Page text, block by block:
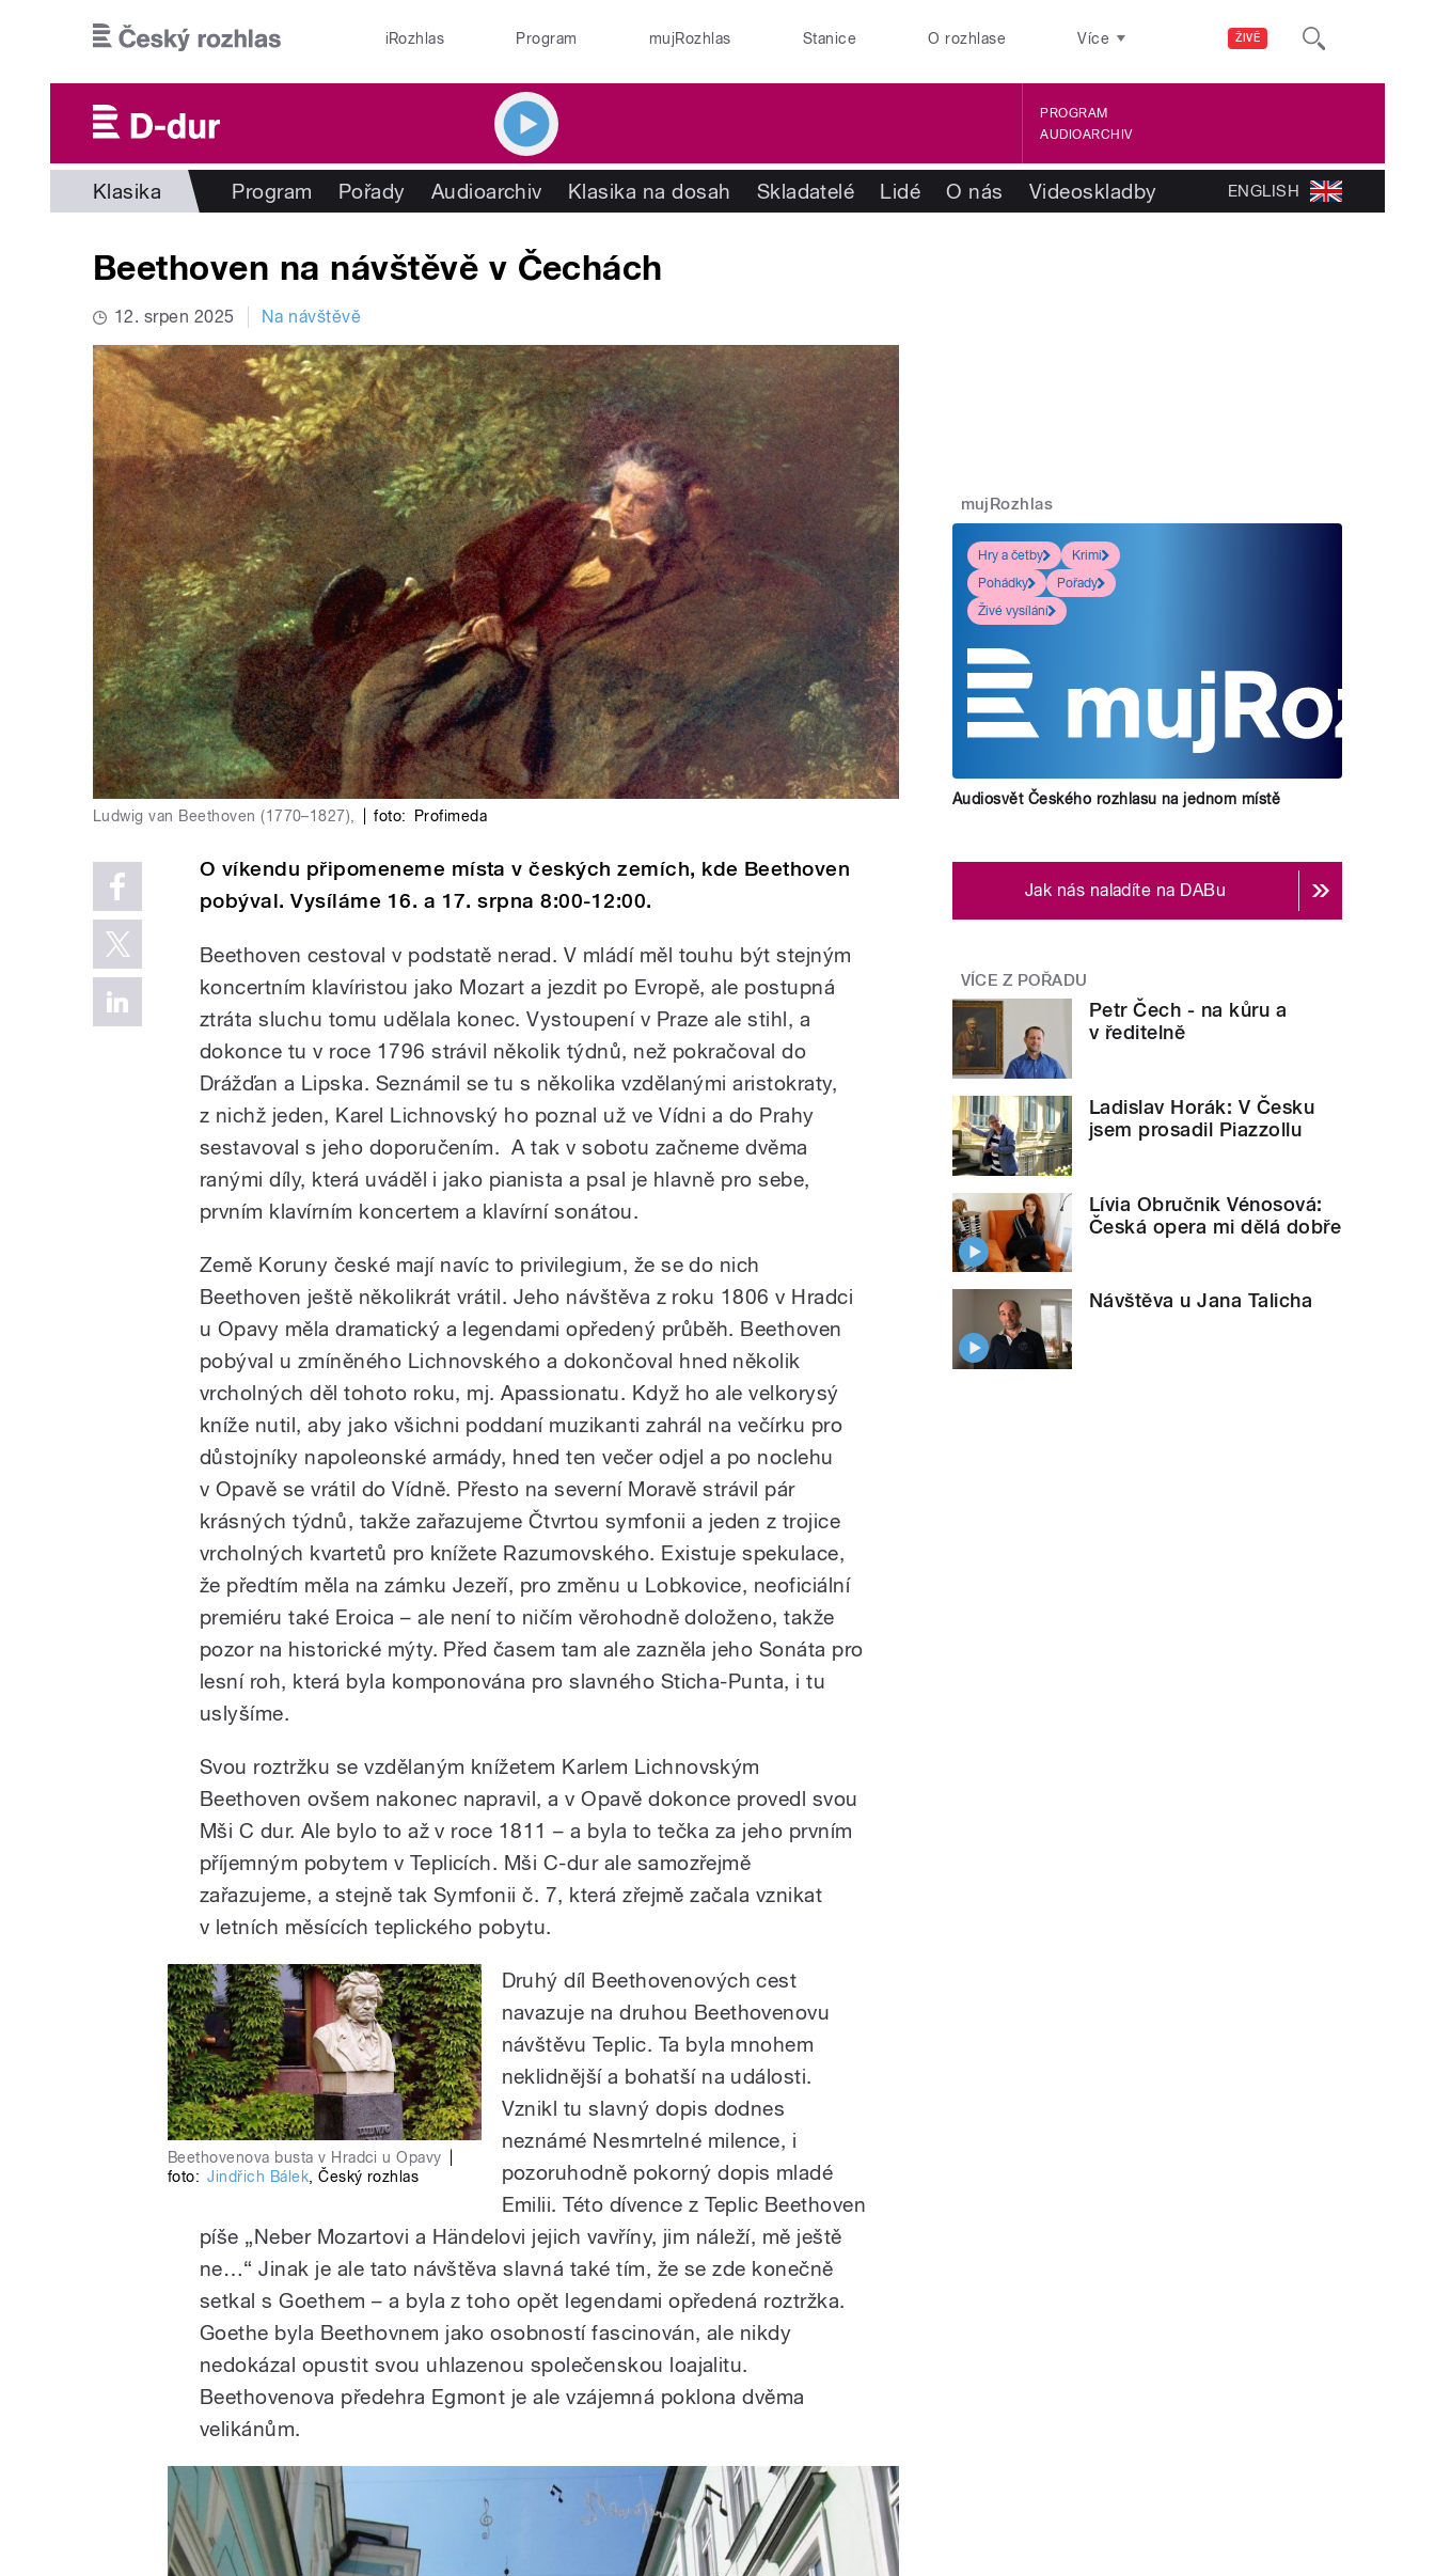
ŽIVĚ
iRozhlas Program mujRozhlas Stanice O rozhlase Více
PROGRAM
AUDIOARCHIV
Klasika Program Pořady Audioarchiv Klasika na dosah Skladatelé Lidé O nás Videoskladby ENGLISH
Beethoven na návštěvě v Čechách
12. srpen 2025 Na návštěvě
Ludwig van Beethoven (1770–1827), foto: Profimeda
O víkendu připomeneme místa v českých zemích, kde Beethoven
pobýval. Vysíláme 16. a 17. srpna 8:00-12:00.
Beethoven cestoval v podstatě nerad. V mládí měl touhu být stejným
koncertním klavíristou jako Mozart a jezdit po Evropě, ale postupná
ztráta sluchu tomu udělala konec. Vystoupení v Praze ale stihl, a
dokonce tu v roce 1796 strávil několik týdnů, než pokračoval do
Drážďan a Lipska. Seznámil se tu s několika vzdělanými aristokraty,
z nichž jeden, Karel Lichnovský ho poznal už ve Vídni a do Prahy
sestavoval s jeho doporučením. A tak v sobotu začneme dvěma
ranými díly, která uváděl i jako pianista a psal je hlavně pro sebe,
prvním klavírním koncertem a klavírní sonátou.
Země Koruny české mají navíc to privilegium, že se do nich
Beethoven ještě několikrát vrátil. Jeho návštěva z roku 1806 v Hradci
u Opavy měla dramatický a legendami opředený průběh. Beethoven
pobýval u zmíněného Lichnovského a dokončoval hned několik
vrcholných děl tohoto roku, mj. Apassionatu. Když ho ale velkorysý
kníže nutil, aby jako všichni poddaní muzikanti zahrál na večírku pro
důstojníky napoleonské armády, hned ten večer odjel a po noclehu
v Opavě se vrátil do Vídně. Přesto na severní Moravě strávil pár
krásných týdnů, takže zařazujeme Čtvrtou symfonii a jeden z trojice
vrcholných kvartetů pro knížete Razumovského. Existuje spekulace,
že předtím měla na zámku Jezeří, pro změnu u Lobkovice, neoficiální
premiéru také Eroica – ale není to ničím věrohodně doloženo, takže
pozor na historické mýty. Před časem tam ale zazněla jeho Sonáta pro
lesní roh, která byla komponována pro slavného Sticha-Punta, i tu
uslyšíme.
Svou roztržku se vzdělaným knížetem Karlem Lichnovským
Beethoven ovšem nakonec napravil, a v Opavě dokonce provedl svou
Mši C dur. Ale bylo to až v roce 1811 – a byla to tečka za jeho prvním
příjemným pobytem v Teplicích. Mši C-dur ale samozřejmě
zařazujeme, a stejně tak Symfonii č. 7, která zřejmě začala vznikat
v letních měsících teplického pobytu.
Beethovenova busta v Hradci u Opavy
foto: Jindřich Bálek,Český rozhlas
Druhý díl Beethovenových cest
navazuje na druhou Beethovenovu
návštěvu Teplic. Ta byla mnohem
neklidnější a bohatší na události.
Vznikl tu slavný dopis dodnes
neznámé Nesmrtelné milence, i
pozoruhodně pokorný dopis mladé
Emilii. Této dívence z Teplic Beethoven
píše „Neber Mozartovi a Händelovi jejich vavříny, jim náleží, mě ještě
ne…“ Jinak je ale tato návštěva slavná také tím, že se zde konečně
setkal s Goethem – a byla z toho opět legendami opředená roztržka.
Goethe byla Beethovnem jako osobností fascinován, ale nikdy
nedokázal opustit svou uhlazenou společenskou loajalitu.
Beethovenova předehra Egmont je ale vzájemná poklona dvěma
velikánům.
mujRozhlas
Hry a četby
Krimi
Pohádky
Pořady
Živé vysílání
Audiosvět Českého rozhlasu na jednom místě
Jak nás naladíte na DABu
VÍCE Z POŘADU
Petr Čech - na kůru a
v ředitelně
Ladislav Horák: V Česku
jsem prosadil Piazzollu
Lívia Obručnik Vénosová:
Česká opera mi dělá dobře
Návštěva u Jana Talicha